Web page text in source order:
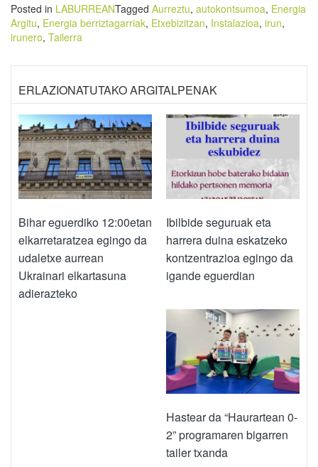
Posted in LABURREANTagged Aurreztu, autokontsumoa, Energia
Argitu, Energia berriztagarriak, Etxebizitzan, Instalazioa, irun,
irunero, Tailerra
ERLAZIONATUTAKO ARGITALPENAK
Bihar eguerdiko 12:00etan
elkarretaratzea egingo da
udaletxe aurrean
Ukrainari elkartasuna
adierazteko
Ibilbide seguruak eta
harrera duina eskatzeko
kontzentrazioa egingo da
igande eguerdian
Hastear da “Haurartean 0-
2” programaren bigarren
tailer txanda